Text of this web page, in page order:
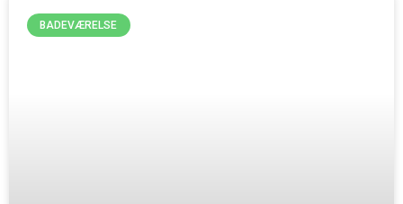
BADEVÆRELSE